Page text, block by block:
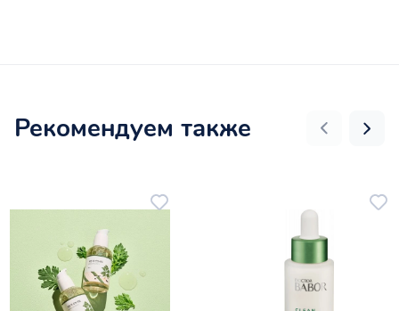
Рекомендуем также